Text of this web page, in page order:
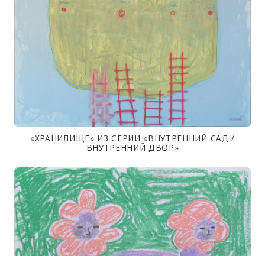
«ХРАНИЛИЩЕ» ИЗ СЕРИИ «ВНУТРЕННИЙ САД /
ВНУТРЕННИЙ ДВОР»